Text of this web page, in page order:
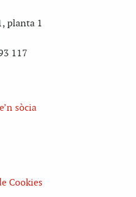
planta 1
117
sòcia
Cookies